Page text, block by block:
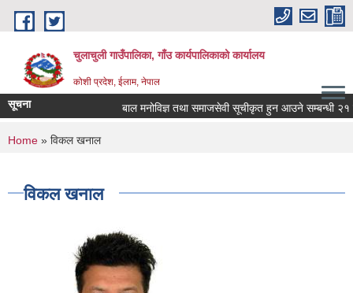
Skip to main content
चुलाचुली गाउँपालिका, गाँउ कार्यपालिकाको कार्यालय
कोशी प्रदेश, ईलाम, नेपाल
सूचना बाल मनोविज्ञ तथा समाजसेवी सूचीकृत हुन आउने सम्बन्धी २१
You are here
Home » विकल खनाल
विकल खनाल